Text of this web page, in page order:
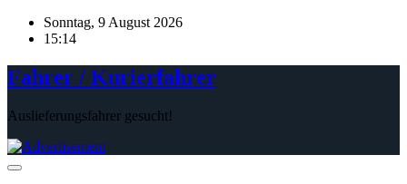
Skip
Sonntag, 9 August 2026
15:14
Fahrer / Kurierfahrer
Auslieferungsfahrer gesucht!